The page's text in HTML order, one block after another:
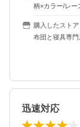
柄×カラー/レー
購入したストア
布団と寝具専
迅速対応